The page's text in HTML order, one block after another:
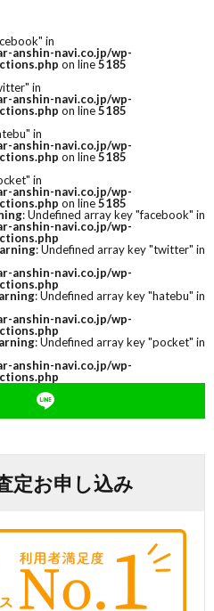
in
anshin-navi.co.jp/wp-
on line5185
in
anshin-navi.co.jp/wp-
on line5185
in
anshin-navi.co.jp/wp-
on line5185
in
anshin-navi.co.jp/wp-
on line5185
: Undefined array key "facebook" in
anshin-navi.co.jp/wp-
: Undefined array key "twitter" in
anshin-navi.co.jp/wp-
: Undefined array key "hatebu" in
anshin-navi.co.jp/wp-
: Undefined array key "pocket" in
anshin-navi.co.jp/wp-
定お申し込み